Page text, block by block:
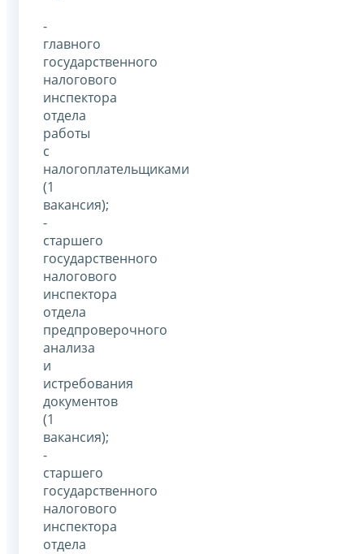
-
главного
государственного
налогового
инспектора
отдела
работы
с
налогоплательщиками
(1
вакансия);
-
старшего
государственного
налогового
инспектора
отдела
предпроверочного
анализа
и
истребования
документов
(1
вакансия);
-
старшего
государственного
налогового
инспектора
отдела